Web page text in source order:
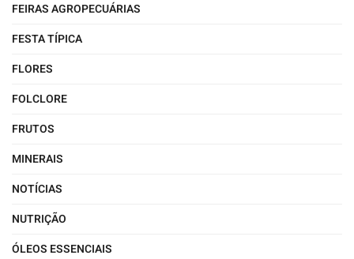
FEIRAS AGROPECUÁRIAS
FESTA TÍPICA
FLORES
FOLCLORE
FRUTOS
MINERAIS
NOTÍCIAS
NUTRIÇÃO
ÓLEOS ESSENCIAIS